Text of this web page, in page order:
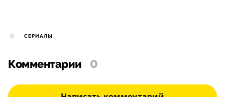
СЕРИАЛЫ
Комментарии 0